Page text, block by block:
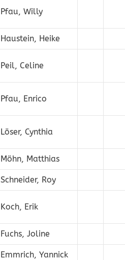
Pfau, Willy
Haustein, Heike
Peil, Celine
Pfau, Enrico
Löser, Cynthia
Möhn, Matthias
Schneider, Roy
Koch, Erik
Fuchs, Joline
Emmrich, Yannick